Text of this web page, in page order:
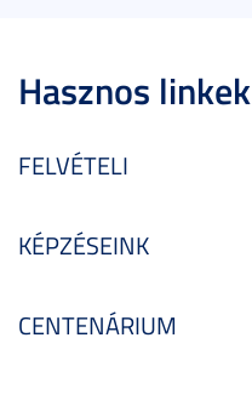
Hasznos linkek
FELVÉTELI
KÉPZÉSEINK
CENTENÁRIUM